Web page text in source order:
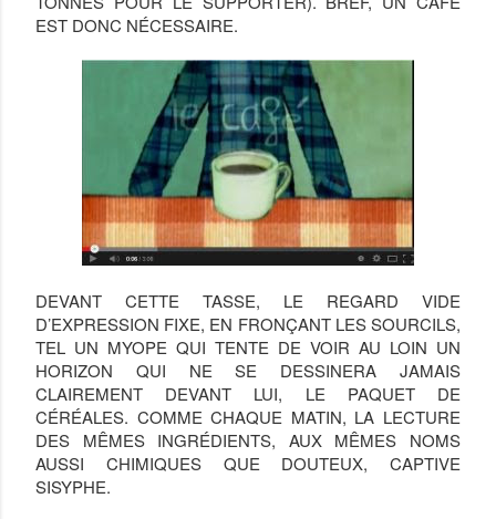
EST DONC NÉCESSAIRE.
DEVANT CETTE TASSE, LE REGARD VIDE
D’EXPRESSION FIXE, EN FRONÇANT LES SOURCILS,
TEL UN MYOPE QUI TENTE DE VOIR AU LOIN UN
HORIZON QUI NE SE DESSINERA JAMAIS
CLAIREMENT DEVANT LUI, LE PAQUET DE
CÉRÉALES. COMME CHAQUE MATIN, LA LECTURE
DES MÊMES INGRÉDIENTS, AUX MÊMES NOMS
AUSSI CHIMIQUES QUE DOUTEUX, CAPTIVE
SISYPHE.